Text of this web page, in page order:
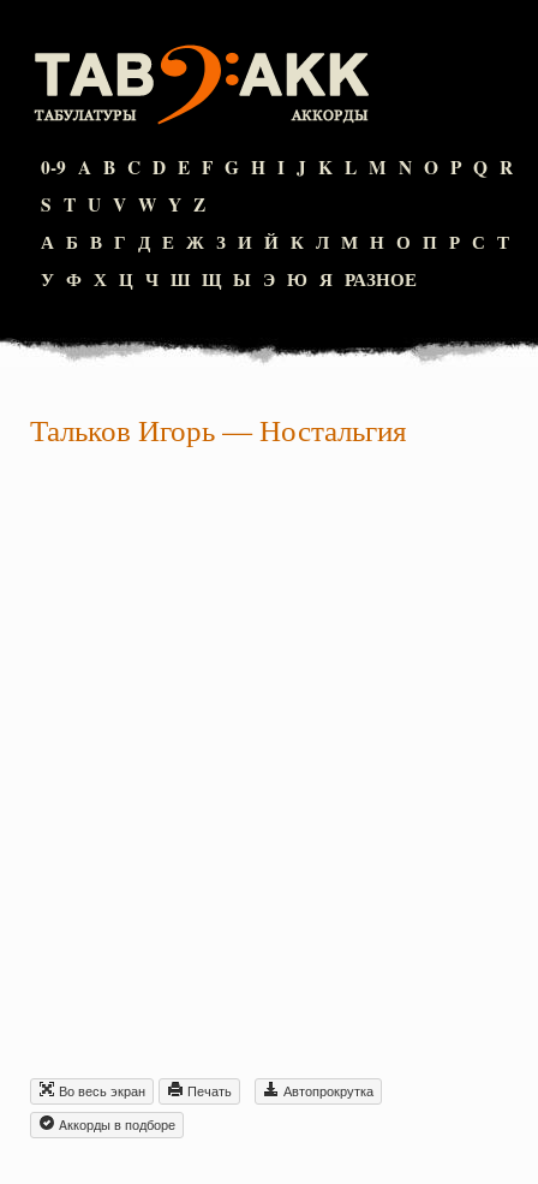
0-9 A B C D E F G H I J K L M N O P Q R
S T U V W Y Z
А Б В Г Д Е Ж З И Й К Л М Н О П Р С Т
У Ф Х Ц Ч Ш Щ Ы Э Ю Я РАЗНОЕ
Тальков Игорь—Ностальгия
Во весь экран Печать
Автопрокрутка
Aккорды в подборе